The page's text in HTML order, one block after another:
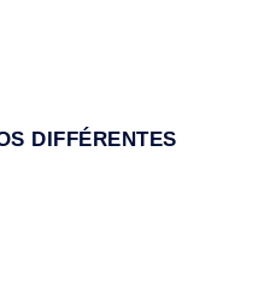
DIFFÉRENTES